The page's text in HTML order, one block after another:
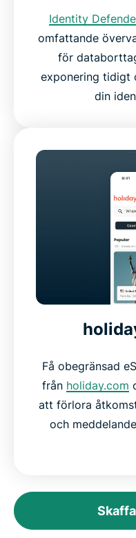
Identity
omfattande
för
exponering tidigt
din
Få obegränsad
från holiday.com
att förlora
och